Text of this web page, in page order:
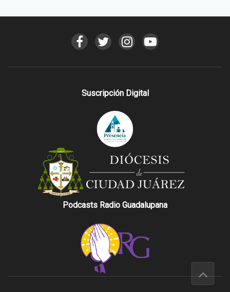
Suscripción Digital
Podcasts Radio Guadalupana